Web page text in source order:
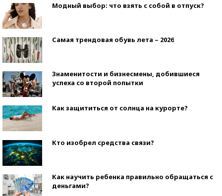
Модный выбор: что взять с собой в отпуск?
Самая трендовая обувь лета – 2026
Знаменитости и бизнесмены, добившиеся
успеха со второй попытки
Как защититься от солнца на курорте?
Кто изобрел средства связи?
Как научить ребенка правильно обращаться с
деньгами?